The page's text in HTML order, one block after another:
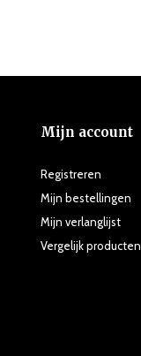
Mijn account
Registreren
Mijn bestellingen
Mijn verlanglijst
Vergelijk producten